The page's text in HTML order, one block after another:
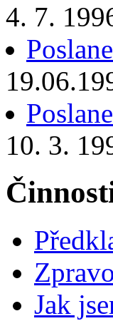
4. 7.
10. 3.
Jak